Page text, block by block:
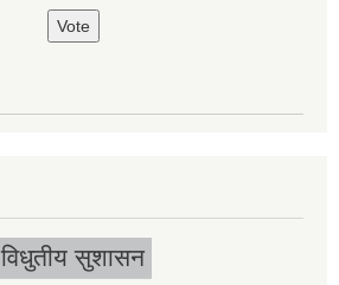
विधुतीय सुशासन